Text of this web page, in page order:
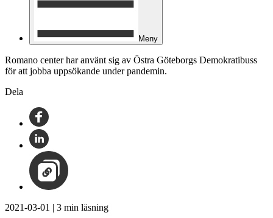
Meny
Romano center har använt sig av Östra Göteborgs Demokratibuss
för att jobba uppsökande under pandemin.
Dela
2021-03-01 | 3 min läsning